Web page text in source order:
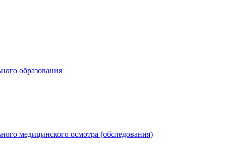
образования
медицинского осмотра (обследования)